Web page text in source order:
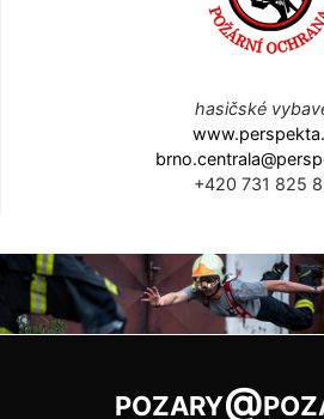
hasičské
+420 731 825